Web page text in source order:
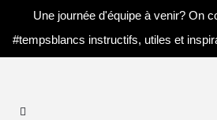
Une journée d'équipe à venir? On
#tempsblancs instructifs, utiles et